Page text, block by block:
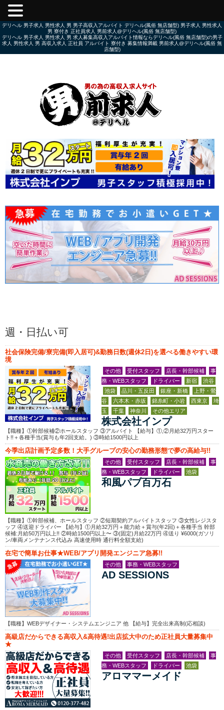
デリヘル 男子求人 男性求人 男 男子高収入アルバイト デリヘル(風俗 無店舗型) 男子求人 男性求人
男 寮付き 正社員求人 男前求人@デリヘル(風俗 無店舗型)
デリヘル 男子求人 男性求人 男 求人募集高収入アルバイト情報ならデリヘル(風俗 無店舗型)の男子
求人 男性求人 男 高収入求人 正社員 アルバイト 寮付き 募集情報満載 男前求人@デリヘル(風俗 無
店舗型)
週・日払い可
社会保険完備/寮完備(即入居可)&勤務日数(週休2日)を選べる働きやすい環
境
その他 受付スタッフ 店長・幹部候補
事
務・WEBスタッフ
ドライバー 新宿
渋谷
池袋
品川・五反田 銀座・新橋
上野・鶯
谷
六本木・赤坂 錦糸町・小岩 西東京
埼
玉
千葉 神奈川 その他エリア
株式会社インプ
【職種】①幹部候補②ホールスタッフ ③アルバイト 【給与】①,②月給32万円スター
ト!!＋各種手当(賞与も年2回支給。) ③時給1500円以上
今季出店計画予定多数！大手グループの安心の勤務形態で夢の高給与!!
その他 受付スタッフ 店長・幹部候補
事
務・WEBスタッフ
ドライバー 池袋
和風パブ百万石
【職種】①幹部候補、ホールスタッフ ②短期契約アルバイトスタッフ ③女性レジスタ
ッフ ④送迎ドライバー 【給与】①月給32万円＋能力給＋賞与(年2回)＋各種手当 幹部
候補:月給50万円以上!! ②時給1500円以上〜 ③(固定)月給22万円 ④送り ¥6000(ガソリ
ン/車両メンテナンス代込み 高速使用時 通行料全額支給)
在宅で簡単お仕事★WEB/アプリ開発エンジニア急募!!
その他 事務・WEBスタッフ
AD SESSIONS
【職種】WEBデザイナー・システムエンジニア 他 【給与】完全出来高制(応相談)
高級店だからできる高収入&高待遇!出店拡大中のため正社員大量募集中
★
その他 受付スタッフ 店長・幹部候補
事
務・WEBスタッフ
ドライバー 池袋
アロママーメイド